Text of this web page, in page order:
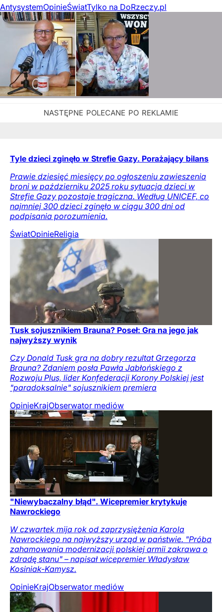
AntysystemOpinieŚwiatTylko na DoRzeczy.pl
Tyle dzieci zginęło w Strefie Gazy. Porażający bilans
Prawie dziesięć miesięcy po ogłoszeniu zawieszenia
broni w październiku 2025 roku sytuacja dzieci w
Strefie Gazy pozostaje tragiczna. Według UNICEF, co
najmniej 300 dzieci zginęło w ciągu 300 dni od
podpisania porozumienia.
ŚwiatOpinieReligia
Tusk sojusznikiem Brauna? Poseł: Gra na jego jak
najwyższy wynik
Czy Donald Tusk gra na dobry rezultat Grzegorza
Brauna? Zdaniem posła Pawła Jabłońskiego z
Rozwoju Plus, lider Konfederacji Korony Polskiej jest
"paradoksalnie" sojusznikiem premiera
OpinieKrajObserwator mediów
"Niewybaczalny błąd". Wicepremier krytykuje
Nawrockiego
W czwartek mija rok od zaprzysiężenia Karola
Nawrockiego na najwyższy urząd w państwie. "Próba
zahamowania modernizacji polskiej armii zakrawa o
zdradę stanu" – napisał wicepremier Władysław
Kosiniak-Kamysz.
OpinieKrajObserwator mediów